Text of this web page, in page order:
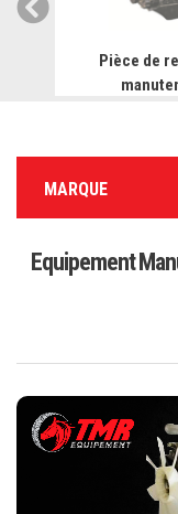
Pièce de
MARQUE
Equipement